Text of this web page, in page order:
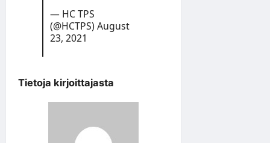
— HC TPS
(@HCTPS) August
23, 2021
Tietoja kirjoittajasta